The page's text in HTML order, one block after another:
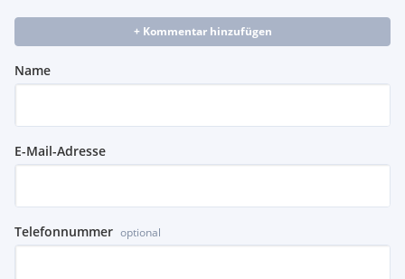
+ Kommentar hinzufügen
Name
E-Mail-Adresse
Telefonnummer optional